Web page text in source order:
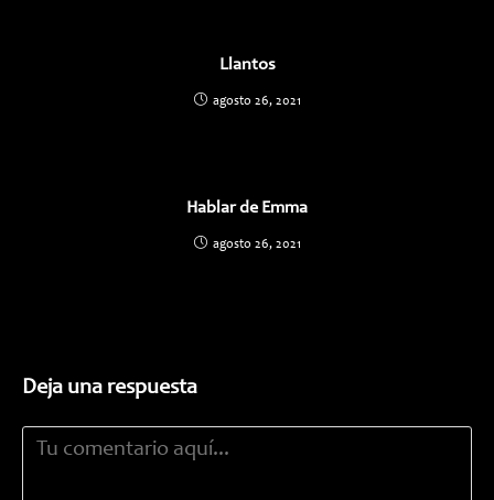
Llantos
agosto 26, 2021
Hablar de Emma
agosto 26, 2021
Deja una respuesta
Comentario